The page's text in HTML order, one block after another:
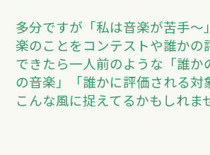
多分ですが「私は音楽が苦手～
楽のことをコンテストや誰かの
できたら一人前のような「誰か
の音楽」「誰かに評価される対
こんな風に捉えてるかもしれま